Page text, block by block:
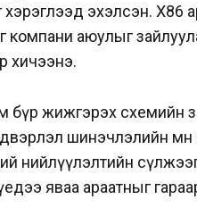
эхэлсэн. Х86
компани аюулыг
хичээнэ.
бүр жижгэрэх схемийн
шинэчлэлийн
сүлжээг
үедээ яваа араатныг